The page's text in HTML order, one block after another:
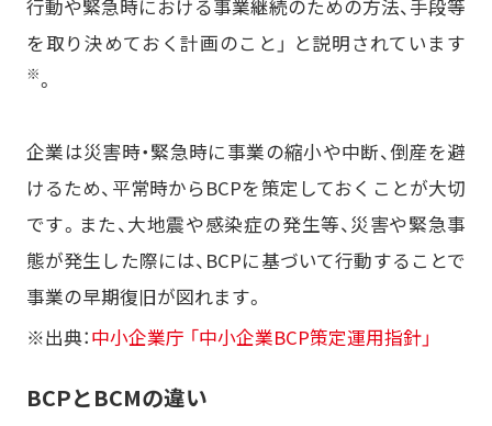
行動や緊急時における事業継続のための方法、手段等
を取り決めておく計画のこと」 と説明されています
※。
企業は災害時・緊急時に事業の縮小や中断、倒産を避
けるため、平常時からBCPを策定しておくことが大切
です。また、大地震や感染症の発生等、災害や緊急事
態が発生した際には、BCPに基づいて行動することで
事業の早期復旧が図れます。
※出典：中小企業庁 「中小企業BCP策定運用指針」
BCPとBCMの違い